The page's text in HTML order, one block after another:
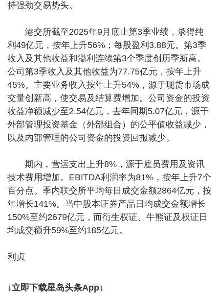
持强劲交易势头。
港交所截至2025年9月底止第3季业绩，录得纯
利49亿元，按年上升56%；每股盈利3.88元。第3季
收入及其他收益和溢利连续第3个季度创历季新高。
公司第3季收入及其他收益为77.75亿元，按年上升
45%。主要业务收入按年上升54%，源于现货市场成
交量创新高，使交易及结算费增加。公司资金的投资
收益净额减少至2.54亿元，去年同期5.07亿元，源于
外部管理投资基金（外部组合）的公平值收益减少，
以及内部管理的公司资金的投资回报减少。
期内，营运支出上升8%，源于雇员费用及资讯
技术费用增加。EBITDA利润率为81%，按年上升7个
百分点。季内联交所平均每日成交金额2864亿元，按
年增长141%。当中股本证券产品日均成交金额增长
150%至约2679亿元，而衍生权证、牛熊证及权证日
均成交额升59%至约185亿元。
利贞
↓立即下载星岛头条App↓